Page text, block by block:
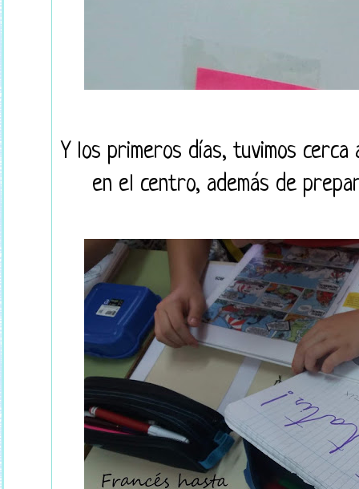
Y los primeros días, tuvimos cerca
en el centro, además de